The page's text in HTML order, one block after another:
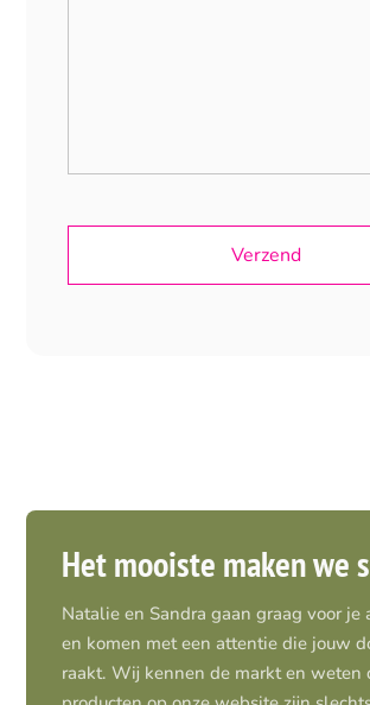
Het mooiste maken we
Natalie en Sandra gaan graag voor je
en komen met een attentie die jouw
raakt. Wij kennen de markt en weten